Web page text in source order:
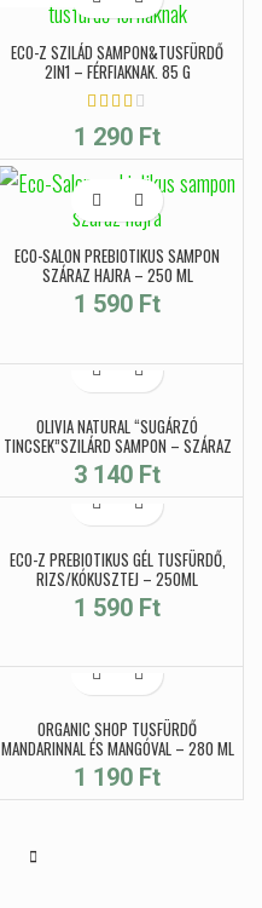
ECO-Z SZILÁD SAMPON&TUSFÜRDŐ
2IN1 – FÉRFIAKNAK, 85 G
1 290 Ft
ECO-SALON PREBIOTIKUS SAMPON
SZÁRAZ HAJRA – 250 ML
1 590 Ft
OLIVIA NATURAL “SUGÁRZÓ
TINCSEK”SZILÁRD SAMPON – SZÁRAZ
HAJRA, 60 G
3 140 Ft
ECO-Z PREBIOTIKUS GÉL TUSFÜRDŐ,
RIZS/KÓKUSZTEJ – 250ML
1 590 Ft
ORGANIC SHOP TUSFÜRDŐ
MANDARINNAL ÉS MANGÓVAL – 280 ML
1 190 Ft